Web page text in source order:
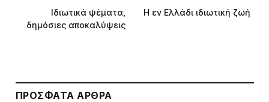
Ιδιωτικά ψέματα,
δημόσιες αποκαλύψεις
Η εν Ελλάδι ιδιωτική ζωή
ΠΡΌΣΦΑΤΑ ΆΡΘΡΑ